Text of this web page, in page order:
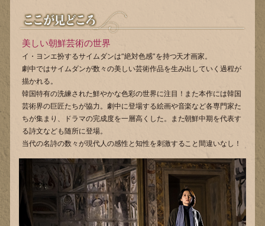
美しい朝鮮芸術の世界
イ・ヨンエ扮するサイムダンは“絶対色感”を持つ天才画家。
劇中ではサイムダンが数々の美しい芸術作品を生み出していく過程が
描かれる。
韓国特有の洗練された鮮やかな色彩の世界に注目！また本作には韓国
芸術界の巨匠たちが協力。劇中に登場する絵画や音楽など各専門家た
ちが集まり、ドラマの完成度を一層高くした。また朝鮮中期を代表す
る詩文なども随所に登場。
当代の名詩の数々が現代人の感性と知性を刺激すること間違いなし！